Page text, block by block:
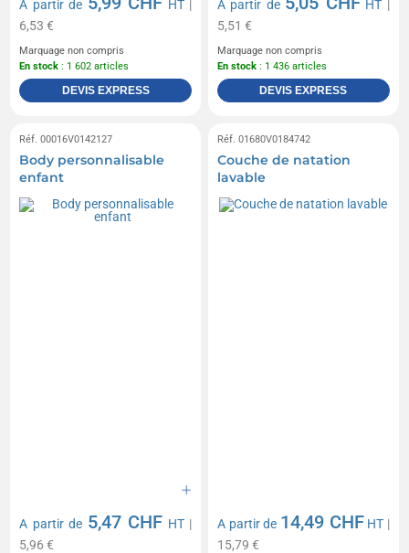
A partir de HT|
6,53 €
Marquage non compris
En stock : 1 602 articles
DEVIS EXPRESS
A partir de HT |
5,51 €
Marquage non compris
En stock : 1 436 articles
DEVIS EXPRESS
Réf. 00016V0142127
Body personnalisable
enfant
A partir de 5,47 CHF HT|
5,96 €
Réf. 01680V0184742
Couche de natation
lavable
A partir de 14,49 CHF HT |
15,79 €